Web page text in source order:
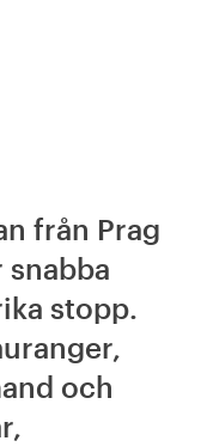
från Prag
stopp.
och